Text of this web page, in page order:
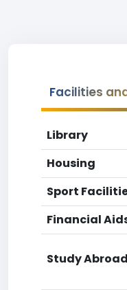
Facilities
Library
Housing
Sport
Financial
Study Abroad